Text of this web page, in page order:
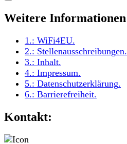
Weitere Informationen
1.: WiFi4EU.
2.: Stellenausschreibungen.
3.: Inhalt.
4.: Impressum.
5.: Datenschutzerklärung.
6.: Barrierefreiheit.
Kontakt: